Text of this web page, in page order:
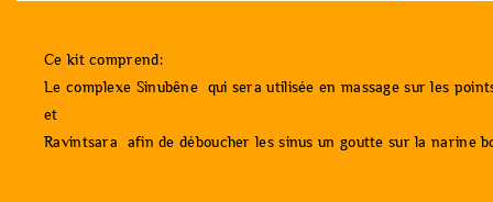
Ce kit comprend:
Le complexe Sinubêne qui sera utilisée en massage sur les
et
Ravintsara afin de déboucher les sinus un goutte sur la narine